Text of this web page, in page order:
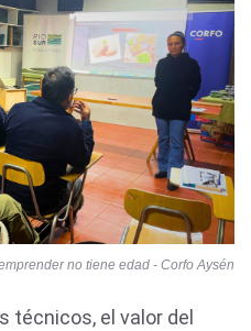
no tiene edad - Corfo Aysén
técnicos, el valor del